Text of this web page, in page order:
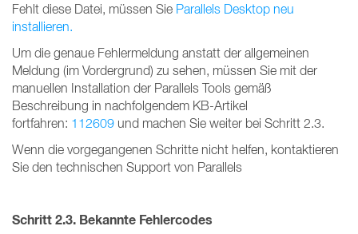
Fehlt diese Datei, müssen Sie Parallels Desktop neu
installieren.
Um die genaue Fehlermeldung anstatt der allgemeinen
Meldung (im Vordergrund) zu sehen, müssen Sie mit der
manuellen Installation der Parallels Tools gemäß
Beschreibung in nachfolgendem KB-Artikel
fortfahren: 112609 und machen Sie weiter bei Schritt 2.3.
Wenn die vorgegangenen Schritte nicht helfen, kontaktieren
Sie den technischen Support von Parallels
Schritt 2.3. Bekannte Fehlercodes